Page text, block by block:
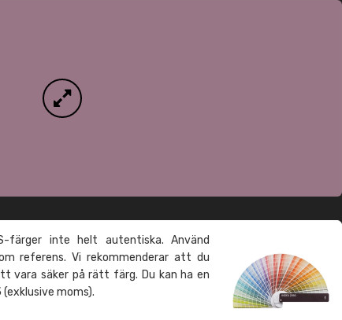
färger inte helt autentiska. Använd
referens. Vi rekommenderar att du
vara säker på rätt färg. Du kan ha en
(exklusive moms).